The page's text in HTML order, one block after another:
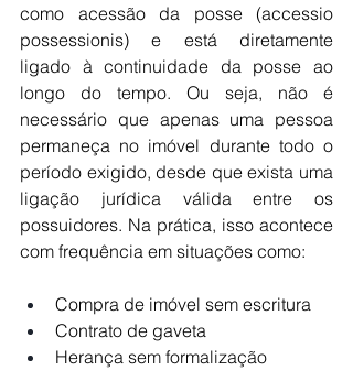
como acessão da posse (accessio
possessionis) e está diretamente
ligado à continuidade da posse ao
longo do tempo. Ou seja, não é
necessário que apenas uma pessoa
permaneça no imóvel durante todo o
período exigido, desde que exista uma
ligação jurídica válida entre os
possuidores. Na prática, isso acontece
com frequência em situações como:
Compra de imóvel sem escritura
Contrato de gaveta
Herança sem formalização